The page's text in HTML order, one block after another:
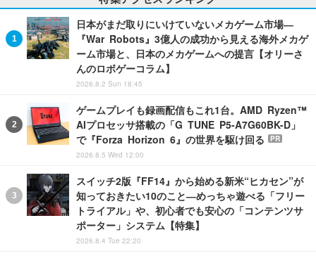
日本がまだ取りにいけていないメカゲーム市場―
『War Robots』3億人の成功から見える海外メカゲ
ーム市場と、日本のメカゲームへの提言【オリーさ
んのロボゲーコラム】
2026.8.2 Sun 18:45
ゲームプレイも録画配信もこれ1台。AMD Ryzen™
AIプロセッサ搭載の「G TUNE P5-A7G60BK-D」
で『Forza Horizon 6』の世界を駆け回る
PR
2026.8.5 Wed 12:00
スイッチ2版『FF14』から始める新米“ヒカセン”が
知っておきたい10のこと―めっちゃ遊べる「フリー
トライアル」や、初心者でも安心の「コンテンツサ
ポーター」システム【特集】
2026.8.4 Tue 22:20